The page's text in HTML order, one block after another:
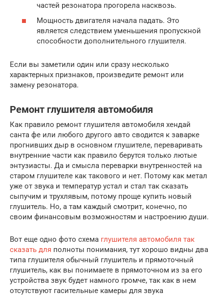
частей резонатора прогорела насквозь.
Мощность двигателя начала падать. Это
является следствием уменьшения пропускной
способности дополнительного глушителя.
Если вы заметили один или сразу несколько
характерных признаков, произведите ремонт или
замену резонатора.
Ремонт глушителя автомобиля
Как правило ремонт глушителя автомобиля хендай
санта фе или любого другого авто сводится к заварке
прогнивших дыр в основном глушителе, переваривать
внутренние части как правило берутся только лютые
энтузиасты. Да и смысла переварки внутренностей на
старом глушителе как такового и нет. Потому как метал
уже от звука и температур устал и стал так сказать
сыпучим и трухлявым, потому проще купить новый
глушитель. Но, а там каждый смотрит, конечно, по
своим финансовым возможностям и настроению души.
Вот еще одно фото схема глушителя автомобиля так
сказать для полноты понимания, тут хорошо видны два
типа глушителя обычный глушитель и прямоточный
глушитель, как вы понимаете в прямоточном из за его
устройства звук будет намного громче, так как в нем
отсутствуют гасительные камеры для звука